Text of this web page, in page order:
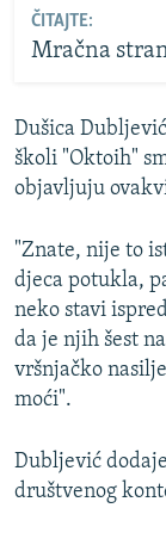
ČITAJTE:
Mračna
Dušica
školi "Oktoih"
objavljuju
"Znate, nije to
djeca potukla,
neko stavi
da je njih šest
vršnjačko
moći".
Dubljević
društvenog